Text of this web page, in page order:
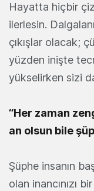
Hayatta hiçbir
ilerlesin.
çıkışlar olacak;
yüzden inişte
yükselirken sizi
“Her zaman
an olsun bile
Şüphe insanın
olan inancınızı